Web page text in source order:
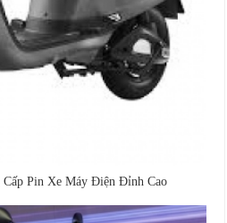
Pin Xe Máy Điện Đỉnh Cao